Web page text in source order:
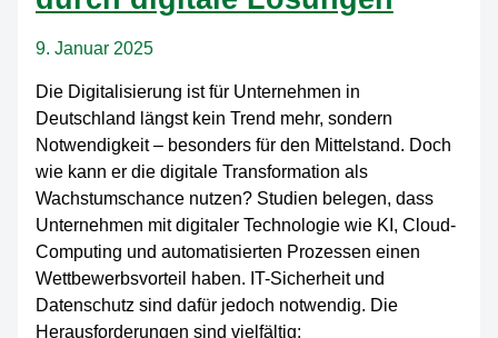
9. Januar 2025
Die Digitalisierung ist für Unternehmen in
Deutschland längst kein Trend mehr, sondern
Notwendigkeit – besonders für den Mittelstand. Doch
wie kann er die digitale Transformation als
Wachstumschance nutzen? Studien belegen, dass
Unternehmen mit digitaler Technologie wie KI, Cloud-
Computing und automatisierten Prozessen einen
Wettbewerbsvorteil haben. IT-Sicherheit und
Datenschutz sind dafür jedoch notwendig. Die
Herausforderungen sind vielfältig: